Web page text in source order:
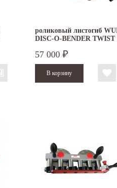
роликовый листогиб
DISC-O-BENDER TWIST
57 000 ₽